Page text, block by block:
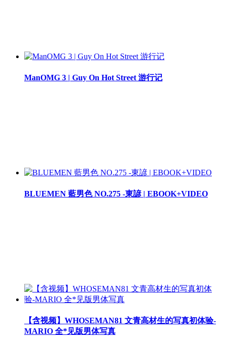
ManOMG 3 | Guy On Hot Street 游行记
BLUEMEN 藍男色 NO.275 -東諺 | EBOOK+VIDEO
【含视频】WHOSEMAN81 文青高材生的写真初体验-
MARIO 全*见版男体写真